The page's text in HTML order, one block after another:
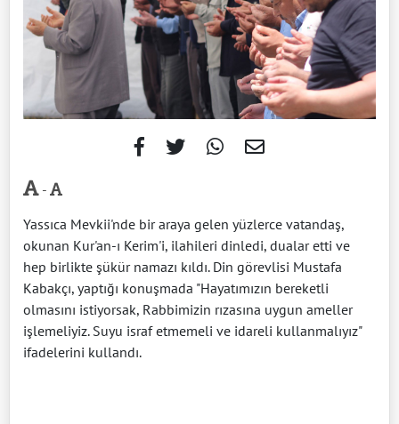
-
Yassıca Mevkii'nde bir araya gelen yüzlerce vatandaş,
okunan Kur'an-ı Kerim'i, ilahileri dinledi, dualar etti ve
hep birlikte şükür namazı kıldı. Din görevlisi Mustafa
Kabakçı, yaptığı konuşmada "Hayatımızın bereketli
olmasını istiyorsak, Rabbimizin rızasına uygun ameller
işlemeliyiz. Suyu israf etmemeli ve idareli kullanmalıyız"
ifadelerini kullandı.